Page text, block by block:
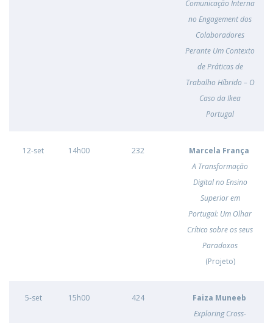
Comunicação Interna
no Engagement dos
Colaboradores
Perante Um Contexto
de Práticas de
Trabalho Híbrido – O
Caso da Ikea
Portugal
12-set 14h00 232
Marcela França
A Transformação
Digital no Ensino
Superior em
Portugal: Um Olhar
Crítico sobre os seus
Paradoxos
(Projeto)
5-set 15h00 424
Faiza Muneeb
Exploring Cross-